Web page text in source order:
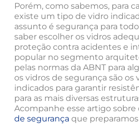
Porém, como sabemos, para
existe um tipo de vidro
assunto é segurança para
saber escolher os vidros
proteção contra acidentes e
popular no segmento
pelas normas da ABNT para
os vidros de segurança são os
indicados para garantir
para as mais diversas
Acompanhe esse artigo sobre
de segurança que preparamos